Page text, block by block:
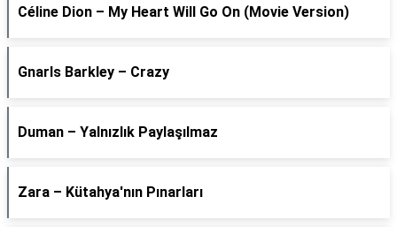
Céline Dion – My Heart Will Go On (Movie Version)
Gnarls Barkley – Crazy
Duman – Yalnızlık Paylaşılmaz
Zara – Kütahya'nın Pınarları